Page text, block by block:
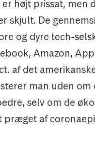
er højt prissat,
skjult. De
og dyre tech-
Amazon,
af det
man uden
selv om de
præget af